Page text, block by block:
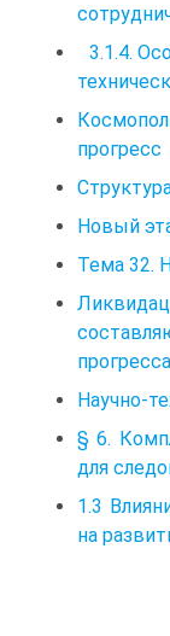
3.1.4.
прогресс
Новый
Тема 32.
прогресса
Научно-
§ 6.
для
1.3
на